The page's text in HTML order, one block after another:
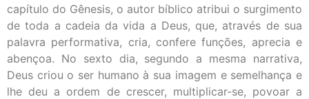
capítulo do Gênesis, o autor bíblico atribui o surgimento
de toda a cadeia da vida a Deus, que, através de sua
palavra performativa, cria, confere funções, aprecia e
abençoa. No sexto dia, segundo a mesma narrativa,
Deus criou o ser humano à sua imagem e semelhança e
lhe deu a ordem de crescer, multiplicar-se, povoar a